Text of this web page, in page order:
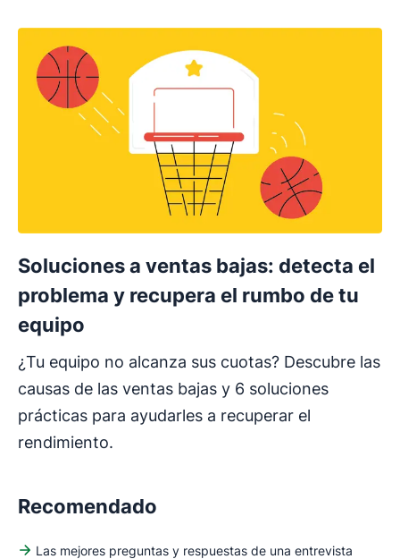
Soluciones a ventas bajas: detecta el
problema y recupera el rumbo de tu
equipo
¿Tu equipo no alcanza sus cuotas? Descubre las
causas de las ventas bajas y 6 soluciones
prácticas para ayudarles a recuperar el
rendimiento.
Recomendado
Las mejores preguntas y respuestas de una entrevista